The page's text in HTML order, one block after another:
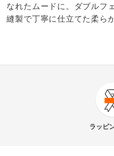
なれたムードに。ダブルフ
縫製で丁寧に仕立てた柔ら
ラッピ